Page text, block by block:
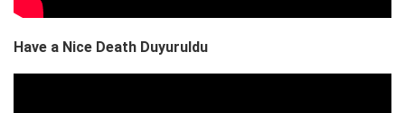
Have a Nice Death Duyuruldu